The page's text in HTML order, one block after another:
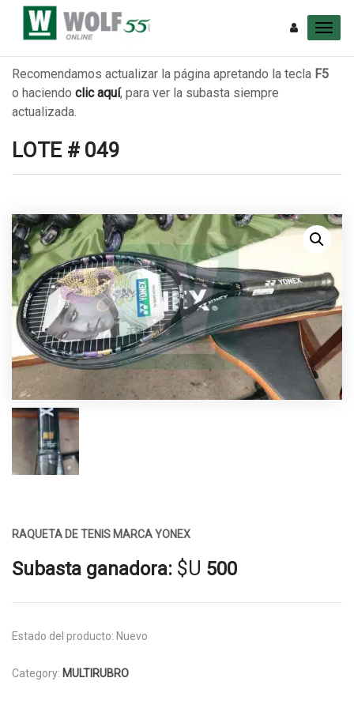
Recomendamos actualizar la página apretando la tecla F5
o haciendo clic aquí, para ver la subasta siempre
actualizada.
LOTE # 049
RAQUETA DE TENIS MARCA YONEX
Subasta ganadora: $U 500
Estado del producto: Nuevo
Category: MULTIRUBRO